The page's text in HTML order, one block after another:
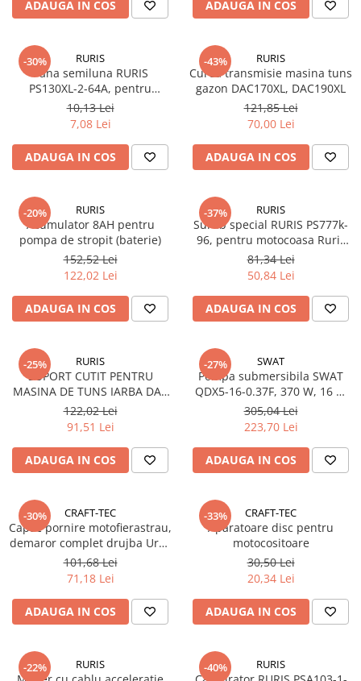
ADAUGA IN COS ADAUGA IN COS
-30% RURIS
Pana semiluna RURIS
PS130XL-2-64A, pentru
masina de tuns iarba Ruris
DAC 130XL
10,13 Lei
7,08 Lei
ADAUGA IN COS
-43% RURIS
Curea transmisie masina tuns
gazon DAC170XL, DAC190XL
121,85 Lei
70,00 Lei
ADAUGA IN COS
-20% RURIS
Acumulator 8AH pentru
pompa de stropit (baterie)
152,52 Lei
122,02 Lei
ADAUGA IN COS
-37% RURIS
Surub special RURIS PS777k-
96, pentru motocoasa Ruris
DAC 777K
81,34 Lei
50,84 Lei
ADAUGA IN COS
-25% RURIS
SUPORT CUTIT PENTRU
MASINA DE TUNS IARBA DAC
130XL,150XL RURIS PS130XL-1-
4
122,02 Lei
91,51 Lei
ADAUGA IN COS
-27% SWAT
Pompa submersibila SWAT
QDX5-16-0.37F, 370 W, 16 m
inaltime, 1.5 mc/h
305,04 Lei
223,70 Lei
ADAUGA IN COS
-30% CRAFT-TEC
Capac pornire motofierastrau,
demaror complet drujba Ural,
Almaz, China 6800
101,68 Lei
71,18 Lei
ADAUGA IN COS
-33% CRAFT-TEC
Aparatoare disc pentru
motocositoare
30,50 Lei
20,34 Lei
ADAUGA IN COS
-22% RURIS -40% RURIS